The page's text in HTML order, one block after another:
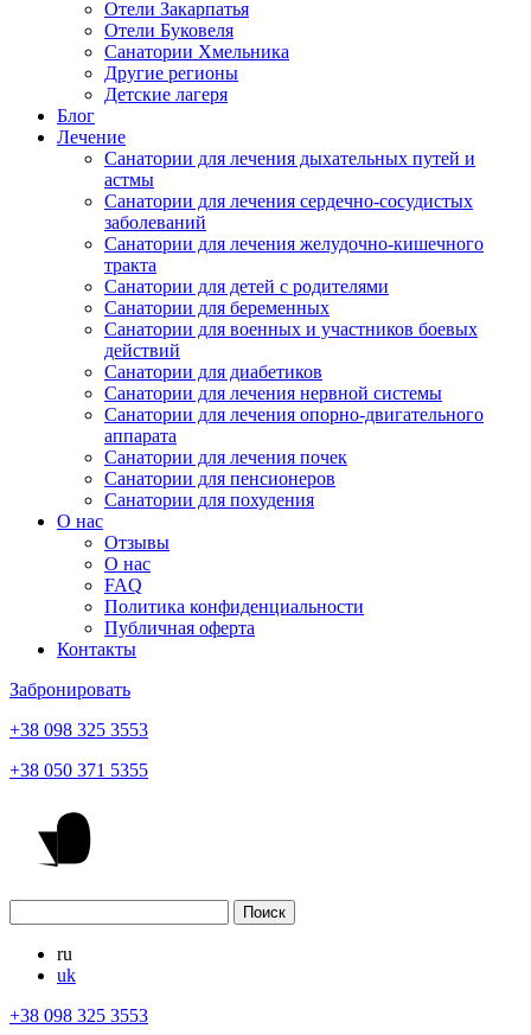
Отели Закарпатья
Отели Буковеля
Санатории Хмельника
Другие регионы
Детские лагеря
Блог
Лечение
Санатории для лечения дыхательных путей и
астмы
Санатории для лечения сердечно-сосудистых
заболеваний
Санатории для лечения желудочно-кишечного
тракта
Санатории для детей с родителями
Санатории для беременных
Санатории для военных и участников боевых
действий
Санатории для диабетиков
Санатории для лечения нервной системы
Санатории для лечения опорно-двигательного
аппарата
Санатории для лечения почек
Санатории для пенсионеров
Санатории для похудения
О нас
Отзывы
О нас
FAQ
Политика конфиденциальности
Публичная оферта
Контакты
Забронировать
+38 098 325 3553
+38 050 371 5355
ru
uk
+38 098 325 3553